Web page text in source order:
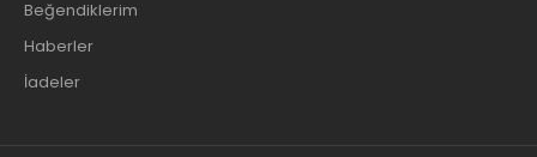
Beğendiklerim
Haberler
İadeler